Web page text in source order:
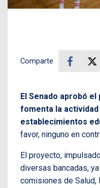
Comparte
El Senado aprobó
fomenta la
establecimientos
favor, ninguno en
El proyecto,
diversas bancadas,
comisiones de Salud,